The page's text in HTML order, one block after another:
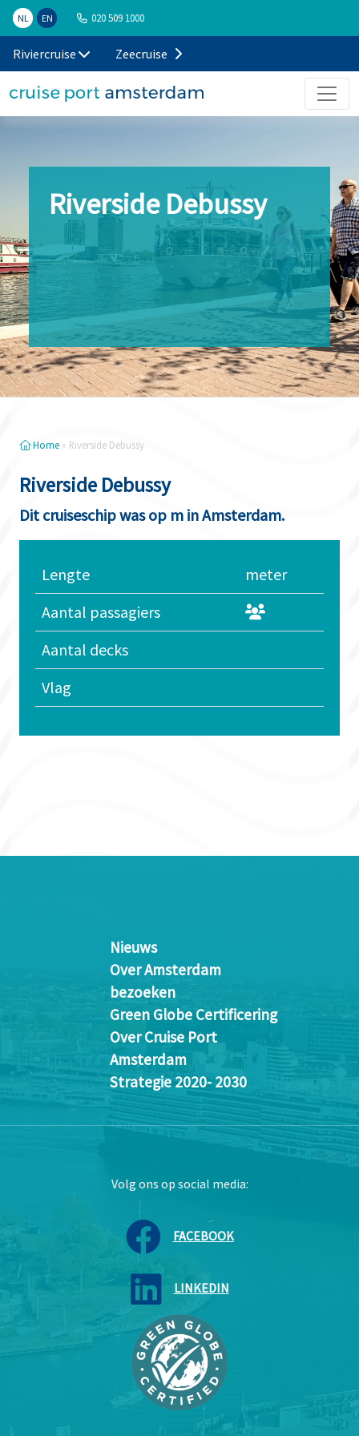
NL EN 020 509 1000
Riviercruise Zeecruise
Riverside Debussy
Home » Riverside Debussy
Riverside Debussy
Dit cruiseschip was op m in Amsterdam.
Lengte
meter
Aantal passagiers
Aantal decks
Vlag
Nieuws
Over Amsterdam
bezoeken
Green Globe Certificering
Over Cruise Port
Amsterdam
Strategie 2020- 2030
Volg ons op social media:
FACEBOOK
LINKEDIN